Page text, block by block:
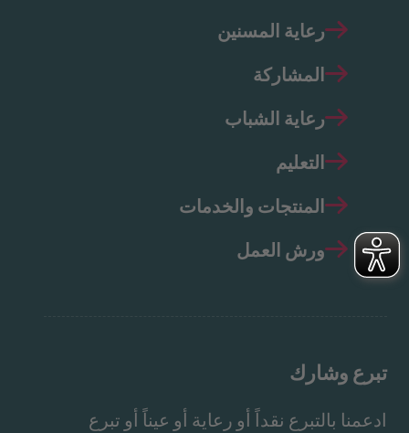
رعاية المسنين
المشاركة
رعاية الشباب
التعليم
المنتجات والخدمات
ورش العمل
تبرع وشارك
ادعمنا بالتبرع نقداً أو رعاية أو عيناً أو تبرع